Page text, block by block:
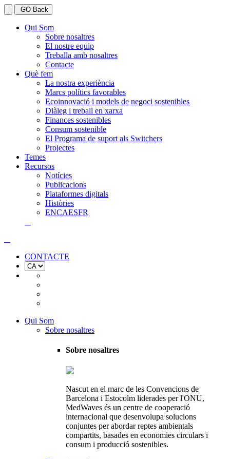
GO Back
Qui Som
Sobre nosaltres
El nostre equip
Treballa amb nosaltres
Contacte
Què fem
La nostra experiència
Marcs polítics favorables
Ecoinnovació i models de negoci sostenibles
Diàleg i treball en xarxa
Finances sostenibles
Consum sostenible
El Programa de suport als Switchers
Projectes
Temes
Recursos
Notícies
Publicacions
Plataformes digitals
Històries
ENCAESFR
CONTACTE
Qui Som
Sobre nosaltres
Sobre nosaltres
Nascut en el marc de les Convencions de
Barcelona i Estocolm liderades per l'ONU,
MedWaves és un centre de cooperació
internacional que desenvolupa solucions
conjuntes per abordar reptes ambientals
compartits, basades en economies circulars i
consum i producció sostenibles.